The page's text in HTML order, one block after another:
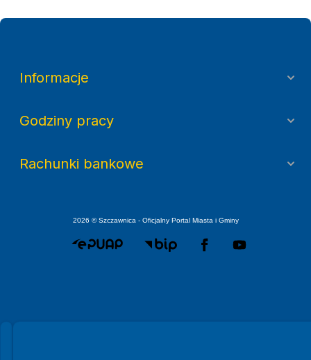
Informacje
Godziny pracy
Rachunki bankowe
2026 © Szczawnica - Oficjalny Portal Miasta i Gminy